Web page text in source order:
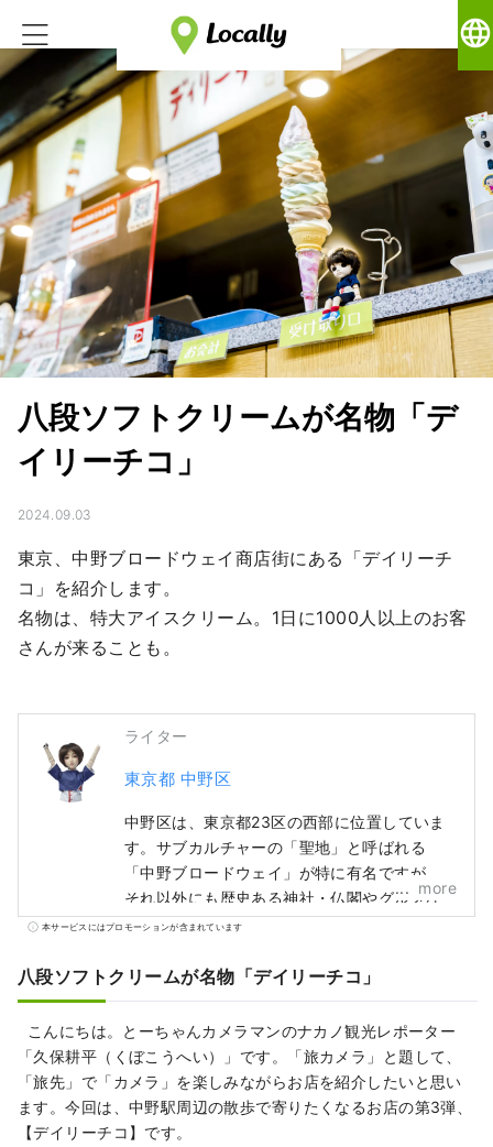
language
八段ソフトクリームが名物「デ
イリーチコ」
2024.09.03
東京、中野ブロードウェイ商店街にある「デイリーチ
コ」を紹介します。
名物は、特大アイスクリーム。1日に1000人以上のお客
さんが来ることも。
ライター
東京都 中野区
中野区は、東京都23区の西部に位置していま
す。サブカルチャーの「聖地」と呼ばれる
「中野ブロードウェイ」が特に有名ですが、
それ以外にも歴史ある神社・仏閣やグルメな
ど、多くの観光資源を有しています。 中野駅
進み、まちの移り変わりが進む一方、昔なが
らの人情味あふれる商店街が賑わっているな
ど、中野のまちは多様な面を持っています。
そんなまちの多様性が、約1.7万人、約120カ
国の人が住むというまちの特徴にもつながっ
ています。
more
本サービスにはプロモーションが含まれています
八段ソフトクリームが名物「デイリーチコ」
こんにちは。とーちゃんカメラマンのナカノ観光レポーター
「久保耕平（くぼこうへい）」です。「旅カメラ」と題して、
「旅先」で「カメラ」を楽しみながらお店を紹介したいと思い
ます。今回は、中野駅周辺の散歩で寄りたくなるお店の第3弾、
【デイリーチコ】です。